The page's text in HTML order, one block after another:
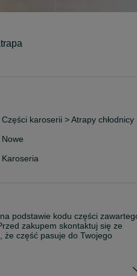
Części karoserii > Atrapy chłodnicy
Nowe
Karoseria
podstawie kodu części
zakupem skontaktuj się ze
że część pasuje do Twojego